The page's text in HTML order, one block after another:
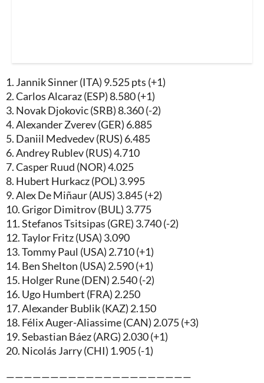
1. Jannik Sinner (ITA) 9.525 pts (+1)
2. Carlos Alcaraz (ESP) 8.580 (+1)
3. Novak Djokovic (SRB) 8.360 (-2)
4. Alexander Zverev (GER) 6.885
5. Daniil Medvedev (RUS) 6.485
6. Andrey Rublev (RUS) 4.710
7. Casper Ruud (NOR) 4.025
8. Hubert Hurkacz (POL) 3.995
9. Alex De Miñaur (AUS) 3.845 (+2)
10. Grigor Dimitrov (BUL) 3.775
11. Stefanos Tsitsipas (GRE) 3.740 (-2)
12. Taylor Fritz (USA) 3.090
13. Tommy Paul (USA) 2.710 (+1)
14. Ben Shelton (USA) 2.590 (+1)
15. Holger Rune (DEN) 2.540 (-2)
16. Ugo Humbert (FRA) 2.250
17. Alexander Bublik (KAZ) 2.150
18. Félix Auger-Aliassime (CAN) 2.075 (+3)
19. Sebastian Báez (ARG) 2.030 (+1)
20. Nicolás Jarry (CHI) 1.905 (-1)
—————————————————————